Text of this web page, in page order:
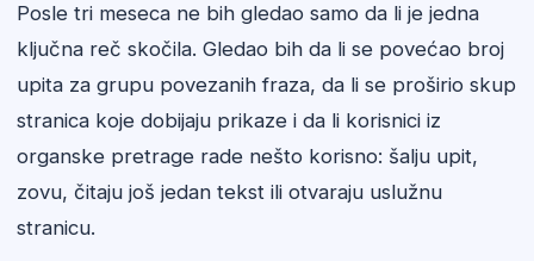
Posle tri meseca ne bih gledao samo da li je jedna
ključna reč skočila. Gledao bih da li se povećao broj
upita za grupu povezanih fraza, da li se proširio skup
stranica koje dobijaju prikaze i da li korisnici iz
organske pretrage rade nešto korisno: šalju upit,
zovu, čitaju još jedan tekst ili otvaraju uslužnu
stranicu.